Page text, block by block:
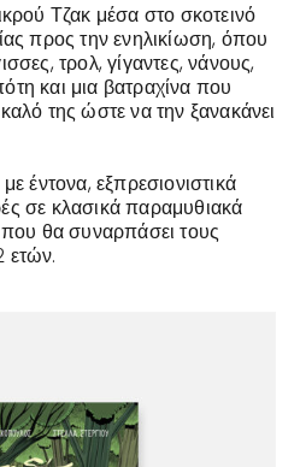
Τζακ μέσα στο σκοτεινό
προς την ενηλικίωση, όπου
τρολ, γίγαντες, νάνους,
και μια βατραχίνα που
της ώστε να την ξανακάνει
έντονα, εξπρεσιονιστικά
σε κλασικά παραμυθιακά
θα συναρπάσει τους
ετών.